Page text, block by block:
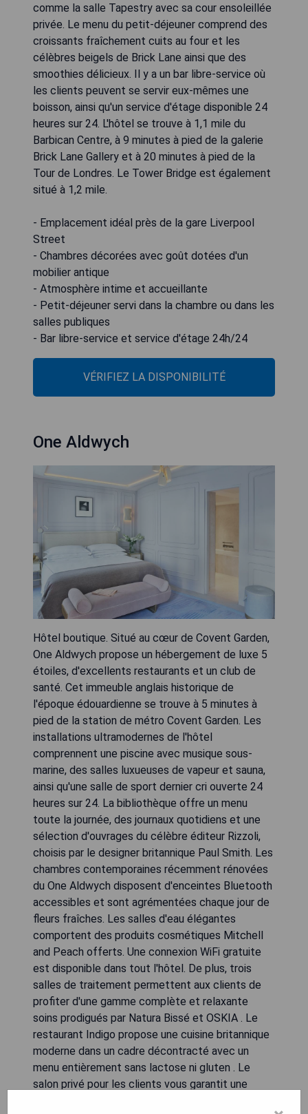
comme la salle Tapestry avec sa cour ensoleillée
privée. Le menu du petit-déjeuner comprend des
croissants fraîchement cuits au four et les
célèbres beigels de Brick Lane ainsi que des
smoothies délicieux. Il y a un bar libre-service où
les clients peuvent se servir eux-mêmes une
boisson, ainsi qu'un service d'étage disponible 24
heures sur 24. L'hôtel se trouve à 1,1 mile du
Barbican Centre, à 9 minutes à pied de la galerie
Brick Lane Gallery et à 20 minutes à pied de la
Tour de Londres. Le Tower Bridge est également
situé à 1,2 mile.
- Emplacement idéal près de la gare Liverpool
Street
- Chambres décorées avec goût dotées d'un
mobilier antique
- Atmosphère intime et accueillante
- Petit-déjeuner servi dans la chambre ou dans les
salles publiques
- Bar libre-service et service d'étage 24h/24
VÉRIFIEZ LA DISPONIBILITÉ
One Aldwych
Hôtel boutique. Situé au cœur de Covent Garden,
One Aldwych propose un hébergement de luxe 5
étoiles, d'excellents restaurants et un club de
santé. Cet immeuble anglais historique de
l'époque édouardienne se trouve à 5 minutes à
pied de la station de métro Covent Garden. Les
installations ultramodernes de l'hôtel
comprennent une piscine avec musique sous-
marine, des salles luxueuses de vapeur et sauna,
ainsi qu'une salle de sport dernier cri ouverte 24
heures sur 24. La bibliothèque offre un menu
toute la journée, des journaux quotidiens et une
sélection d'ouvrages du célèbre éditeur Rizzoli,
choisis par le designer britannique Paul Smith. Les
chambres contemporaines récemment rénovées
du One Aldwych disposent d'enceintes Bluetooth
accessibles et sont agrémentées chaque jour de
fleurs fraîches. Les salles d'eau élégantes
comportent des produits cosmétiques Mitchell
and Peach offerts. Une connexion WiFi gratuite
est disponible dans tout l'hôtel. De plus, trois
salles de traitement permettent aux clients de
profiter d'une gamme complète et relaxante
soins prodigués par Natura Bissé et OSKIA . Le
restaurant Indigo propose une cuisine britannique
moderne dans un cadre décontracté avec un
menu entièrement sans lactose ni gluten . Le
salon privé pour les clients vous garantit une